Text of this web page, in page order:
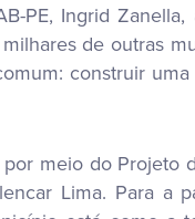
PE, Ingrid
de outras
construir
meio do Projeto
Lima. Para a